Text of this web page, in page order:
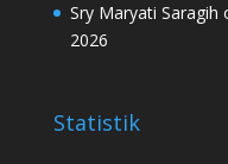
Sry Maryati Saragih
2026
Statistik